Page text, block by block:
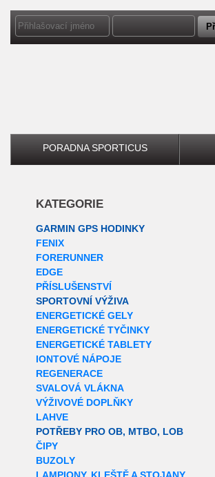
PORADNA SPORTICUS
KATEGORIE
GARMIN GPS HODINKY
FENIX
FORERUNNER
EDGE
PŘÍSLUŠENSTVÍ
SPORTOVNÍ VÝŽIVA
ENERGETICKÉ GELY
ENERGETICKÉ TYČINKY
ENERGETICKÉ TABLETY
IONTOVÉ NÁPOJE
REGENERACE
SVALOVÁ VLÁKNA
VÝŽIVOVÉ DOPLŇKY
LAHVE
POTŘEBY PRO OB, MTBO, LOB
ČIPY
BUZOLY